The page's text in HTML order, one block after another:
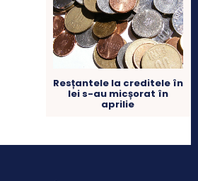
Resțantele la creditele în
lei s-au micșorat în
aprilie